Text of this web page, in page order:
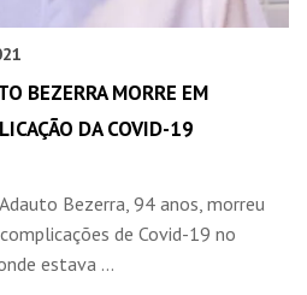
BEZERRA MORRE EM
DA COVID-19
Bezerra, 94 anos, morreu
de Covid-19 no
estava ...